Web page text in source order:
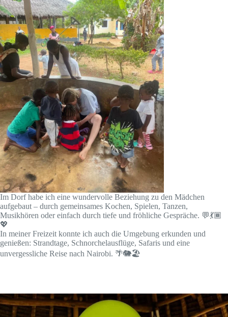
Im Dorf habe ich eine wundervolle Beziehung zu den Mädchen
aufgebaut – durch gemeinsames Kochen, Spielen, Tanzen,
Musikhören oder einfach durch tiefe und fröhliche Gespräche. 💬💃🏾
💖
In meiner Freizeit konnte ich auch die Umgebung erkunden und
genießen: Strandtage, Schnorchelausflüge, Safaris und eine
unvergessliche Reise nach Nairobi. 🌴🐘🏖️